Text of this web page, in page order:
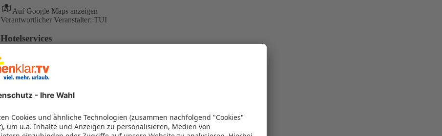
Auf Google Maps anzeigen
Verantwortlicher Veranstalter: TUI
Hotelservices
beach
Strandnah